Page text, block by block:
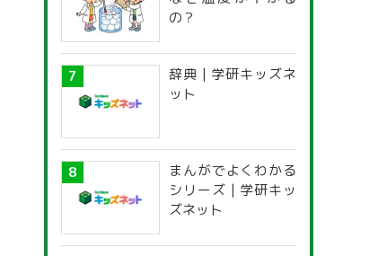
の？
辞典 | 学研キッズネ
ット
まんがでよくわかる
シリーズ | 学研キッ
ズネット